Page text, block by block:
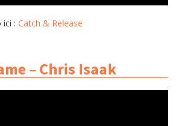
: Catch & Release
– Chris Isaak